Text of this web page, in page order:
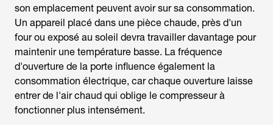
son emplacement peuvent avoir sur sa consommation.
Un appareil placé dans une pièce chaude, près d'un
four ou exposé au soleil devra travailler davantage pour
maintenir une température basse. La fréquence
d'ouverture de la porte influence également la
consommation électrique, car chaque ouverture laisse
entrer de l'air chaud qui oblige le compresseur à
fonctionner plus intensément.